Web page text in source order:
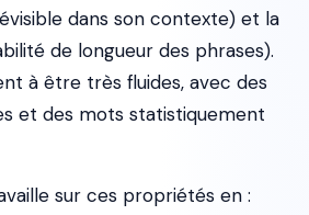
dans son contexte) et la
de longueur des phrases).
à être très fluides, avec des
et des mots statistiquement
sur ces propriétés en :